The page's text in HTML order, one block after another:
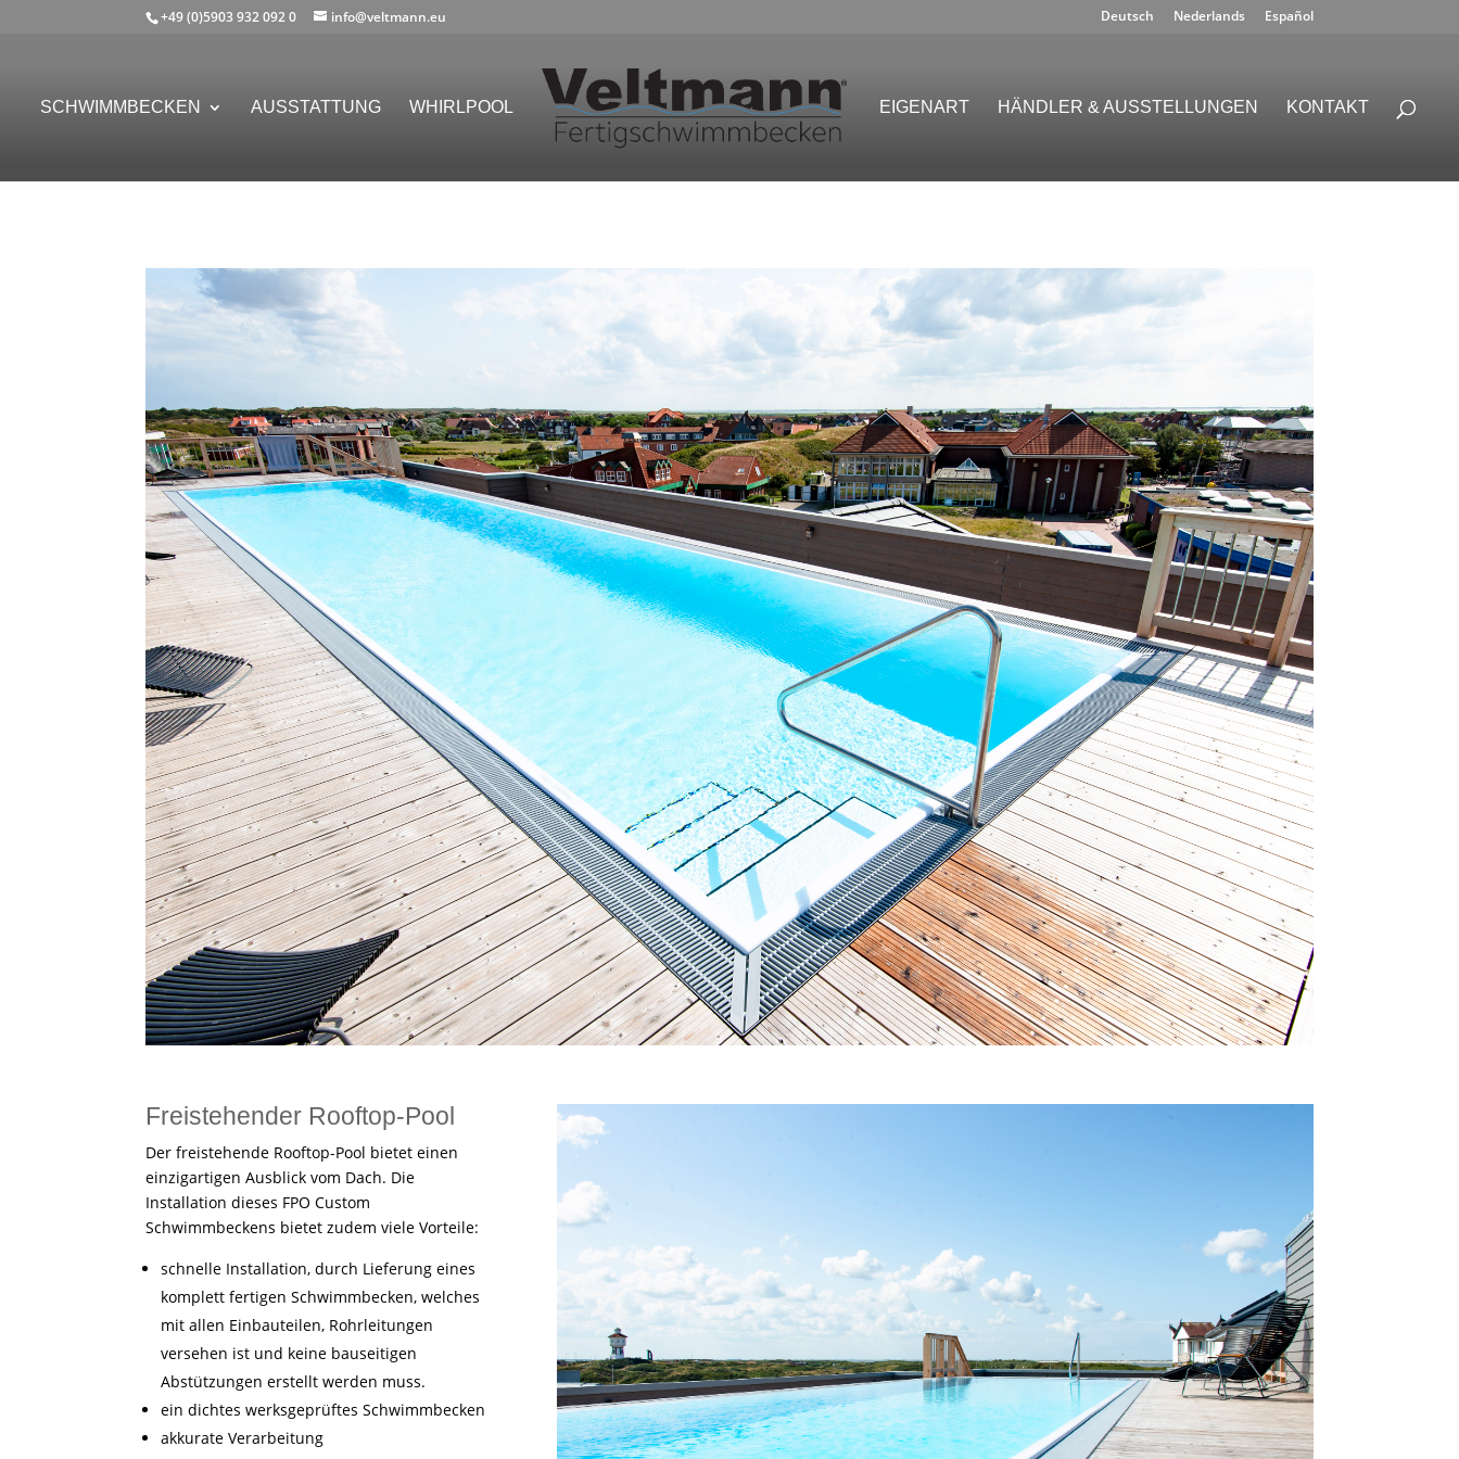
+49 (0)5903 932 092 0 info@veltmann.eu Deutsch Nederlands Español
SCHWIMMBECKEN AUSSTATTUNG WHIRLPOOL EIGENART HÄNDLER & AUSSTELLUNGEN KONTAKT
Freistehender Rooftop-Pool
Der freistehende Rooftop-Pool bietet einen
einzigartigen Ausblick vom Dach. Die
Installation dieses FPO Custom
Schwimmbeckens bietet zudem viele Vorteile:
schnelle Installation, durch Lieferung eines
komplett fertigen Schwimmbecken, welches
mit allen Einbauteilen, Rohrleitungen
versehen ist und keine bauseitigen
Abstützungen erstellt werden muss.
ein dichtes werksgeprüftes Schwimmbecken
akkurate Verarbeitung